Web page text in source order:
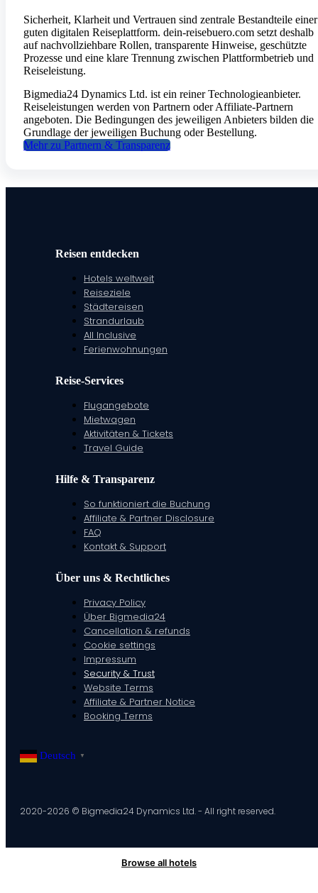
Sicherheit, Klarheit und Vertrauen sind zentrale Bestandteile einer
guten digitalen Reiseplattform. dein-reisebuero.com setzt deshalb
auf nachvollziehbare Rollen, transparente Hinweise, geschützte
Prozesse und eine klare Trennung zwischen Plattformbetrieb und
Reiseleistung.
Bigmedia24 Dynamics Ltd. ist ein reiner Technologieanbieter.
Reiseleistungen werden von Partnern oder Affiliate-Partnern
angeboten. Die Bedingungen des jeweiligen Anbieters bilden die
Grundlage der jeweiligen Buchung oder Bestellung.
Mehr zu Partnern & Transparenz
Reisen entdecken
Hotels weltweit
Reiseziele
Städtereisen
Strandurlaub
All Inclusive
Ferienwohnungen
Reise-Services
Flugangebote
Mietwagen
Aktivitäten & Tickets
Travel Guide
Hilfe & Transparenz
So funktioniert die Buchung
Affiliate & Partner Disclosure
FAQ
Kontakt & Support
Über uns & Rechtliches
Privacy Policy
Über Bigmedia24
Cancellation & refunds
Cookie settings
Impressum
Security & Trust
Website Terms
Affiliate & Partner Notice
Booking Terms
Deutsch ▼
2020-2026 © Bigmedia24 Dynamics Ltd. - All right reserved.
Browse all hotels